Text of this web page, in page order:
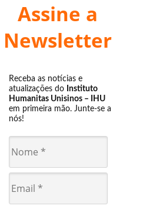
Assine a
Newsletter
Receba as notícias e
atualizações do Instituto
Humanitas Unisinos – IHU
em primeira mão. Junte-se a
nós!